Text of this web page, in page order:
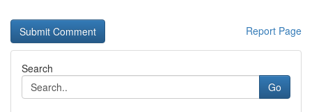
Report Page
Search
Go